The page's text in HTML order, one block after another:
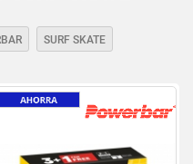
SURF SKATE